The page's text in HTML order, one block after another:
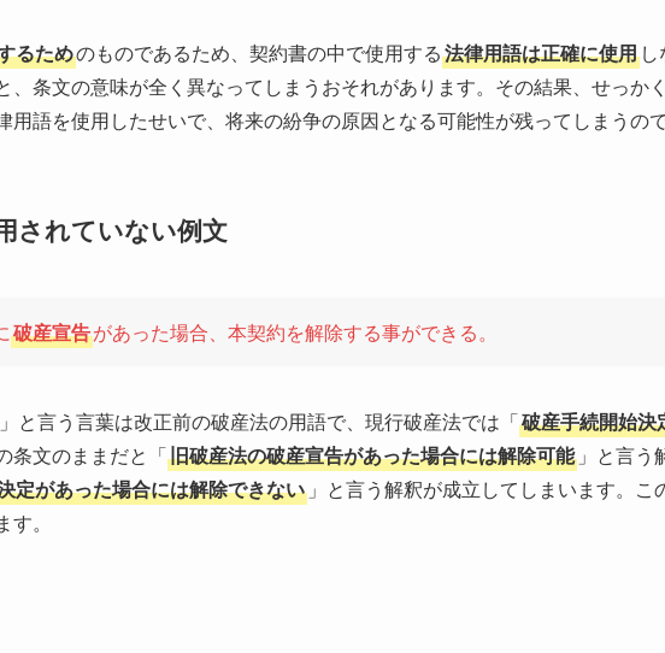
るためのものであるため、契約書の中で使用する法律用語は正確に使用
、条文の意味が全く異なってしまうおそれがあります。その結果、せっか
用語を使用したせいで、将来の紛争の原因となる可能性が残ってしまうので
されていない例文
破産宣告があった場合、本契約を解除する事ができる。
」と言う言葉は改正前の破産法の用語で、現行破産法では「破産手続開始決
条文のままだと「旧破産法の破産宣告があった場合には解除可能 」と言う
定があった場合には解除できない 」と言う解釈が成立してしまいます。こ
。